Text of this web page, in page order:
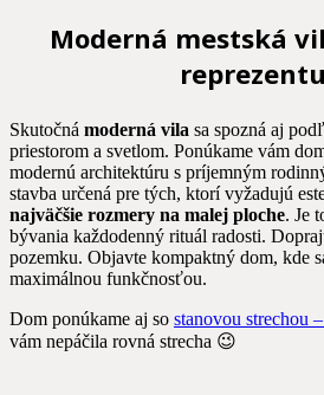
Moderná mestská
Skutočná moderná vila sa spozná aj
priestorom a svetlom. Ponúkame vám
modernú architektúru s príjemným
stavba určená pre tých, ktorí vyžadujú
najväčšie rozmery na malej ploche. Je
bývania každodenný rituál radosti.
pozemku. Objavte kompaktný dom, kde
maximálnou funkčnosťou.
Dom ponúkame aj so stanovou strechou
vám nepáčila rovná strecha 😉